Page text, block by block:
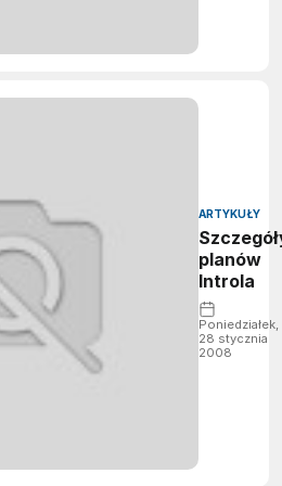
ARTYKUŁY
planów
Introla
Poniedziałek,
28 stycznia
2008